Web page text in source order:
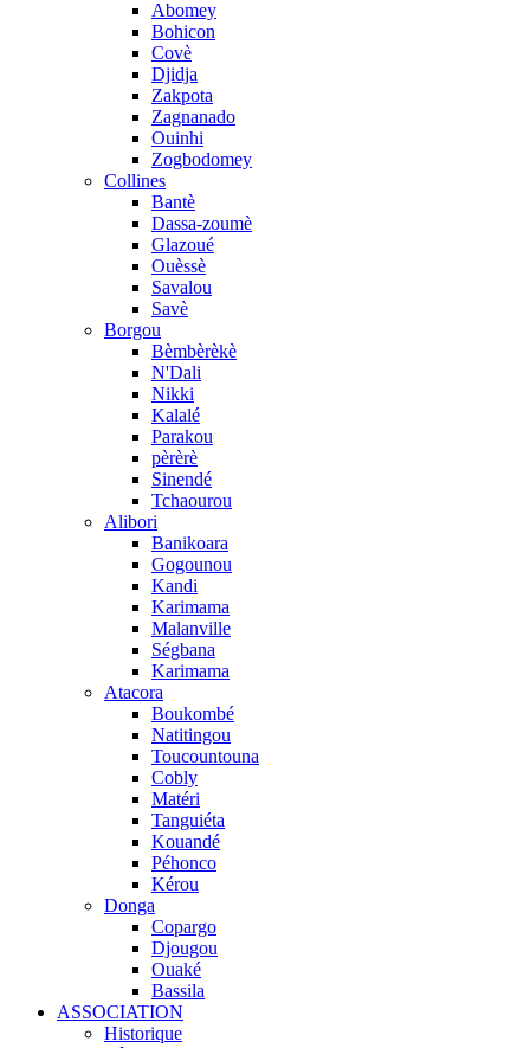
Abomey
Bohicon
Covè
Djidja
Zakpota
Zagnanado
Ouinhi
Zogbodomey
Collines
Bantè
Dassa-zoumè
Glazoué
Ouèssè
Savalou
Savè
Borgou
Bèmbèrèkè
N'Dali
Nikki
Kalalé
Parakou
pèrèrè
Sinendé
Tchaourou
Alibori
Banikoara
Gogounou
Kandi
Karimama
Malanville
Ségbana
Karimama
Atacora
Boukombé
Natitingou
Toucountouna
Cobly
Matéri
Tanguiéta
Kouandé
Péhonco
Kérou
Donga
Copargo
Djougou
Ouaké
Bassila
ASSOCIATION
Historique